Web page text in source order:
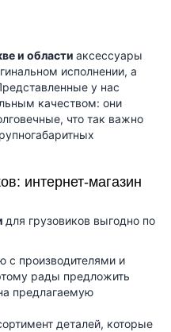
и области аксессуары
исполнении, а
у нас
качеством: они
что так важно
интернет-магазин
для грузовиков выгодно по
с производителями и
рады предложить
предлагаемую
деталей, которые